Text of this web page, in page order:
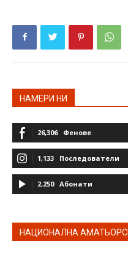
НАМЕРИ НИ
26,306 Фенове
1,133 Последователи
2,250 Абонати
НАЦИОНАЛНА